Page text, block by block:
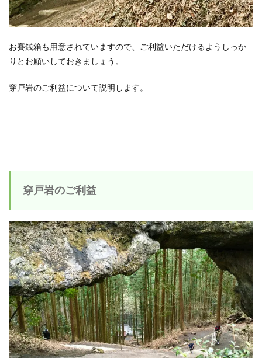
お賽銭箱も用意されていますので、ご利益いただけるようしっか
りとお願いしておきましょう。
穿戸岩のご利益について説明します。
穿戸岩のご利益